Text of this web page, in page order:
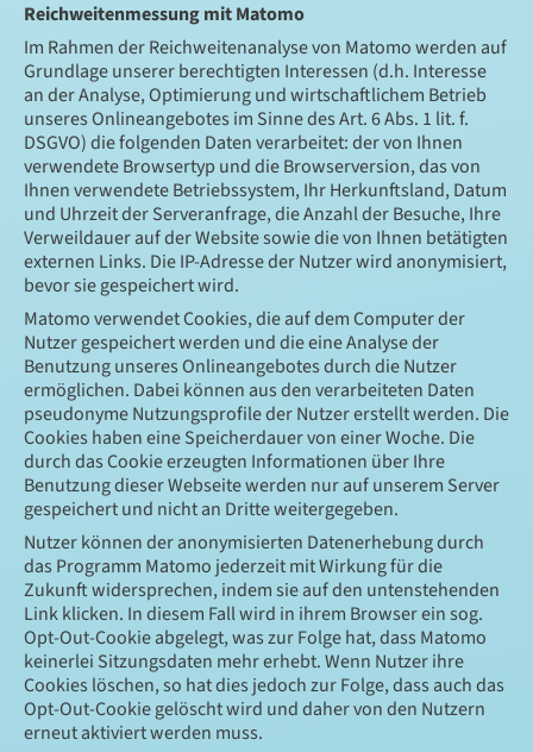
Reichweitenmessung mit Matomo
Im Rahmen der Reichweitenanalyse von Matomo werden auf
Grundlage unserer berechtigten Interessen (d.h. Interesse
an der Analyse, Optimierung und wirtschaftlichem Betrieb
unseres Onlineangebotes im Sinne des Art. 6 Abs. 1 lit. f.
DSGVO) die folgenden Daten verarbeitet: der von Ihnen
verwendete Browsertyp und die Browserversion, das von
Ihnen verwendete Betriebssystem, Ihr Herkunftsland, Datum
und Uhrzeit der Serveranfrage, die Anzahl der Besuche, Ihre
Verweildauer auf der Website sowie die von Ihnen betätigten
externen Links. Die IP-Adresse der Nutzer wird anonymisiert,
bevor sie gespeichert wird.
Matomo verwendet Cookies, die auf dem Computer der
Nutzer gespeichert werden und die eine Analyse der
Benutzung unseres Onlineangebotes durch die Nutzer
ermöglichen. Dabei können aus den verarbeiteten Daten
pseudonyme Nutzungsprofile der Nutzer erstellt werden. Die
Cookies haben eine Speicherdauer von einer Woche. Die
durch das Cookie erzeugten Informationen über Ihre
Benutzung dieser Webseite werden nur auf unserem Server
gespeichert und nicht an Dritte weitergegeben.
Nutzer können der anonymisierten Datenerhebung durch
das Programm Matomo jederzeit mit Wirkung für die
Zukunft widersprechen, indem sie auf den untenstehenden
Link klicken. In diesem Fall wird in ihrem Browser ein sog.
Opt-Out-Cookie abgelegt, was zur Folge hat, dass Matomo
keinerlei Sitzungsdaten mehr erhebt. Wenn Nutzer ihre
Cookies löschen, so hat dies jedoch zur Folge, dass auch das
Opt-Out-Cookie gelöscht wird und daher von den Nutzern
erneut aktiviert werden muss.